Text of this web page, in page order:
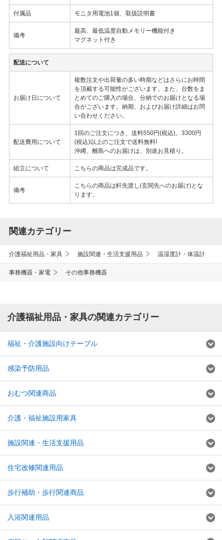
付属品 モニタ用電池1個、取扱説明書
備考
最高、最低温度自動メモリー機能付き
マグネット付き
配送について
お届け日について
複数注文や出荷量の多い時期などはさらにお時間
を頂戴する可能性がございます。また、台数をま
とめてのご購入の場合、分納でのお届けとなる場
合がございます。納期、およびお届け詳細はお問
い合わせください。
配送費用について
1回のご注文につき、送料550円(税込)。3300円
(税込)以上のご注文で送料無料!
沖縄、離島へのお届けは、別途お見積り。
組立について こちらの商品は完成品です。
備考
こちらの商品は軒先渡し(玄関先へのお届け)とな
ります。
関連カテゴリー
介護福祉用品・家具 施設関連・生活支援用品 温湿度計・体温計
事務機器・家電 その他事務機器
介護福祉用品・家具の関連カテゴリー
福祉・介護施設向けテーブル
感染予防用品
おむつ関連商品
介護・福祉施設用家具
施設関連・生活支援用品
住宅改修関連用品
歩行補助・歩行関連商品
入浴関連用品